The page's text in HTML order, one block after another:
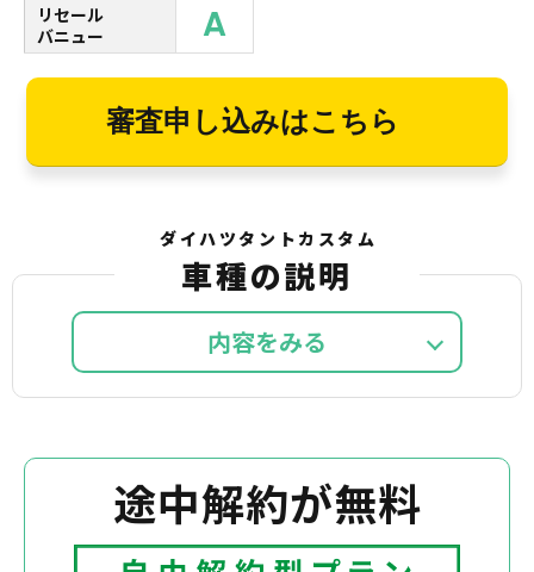
リセール
バニュー
A
審査申し込みはこちら
ダイハツタントカスタム
車種の説明
内容を
途中解約が無料